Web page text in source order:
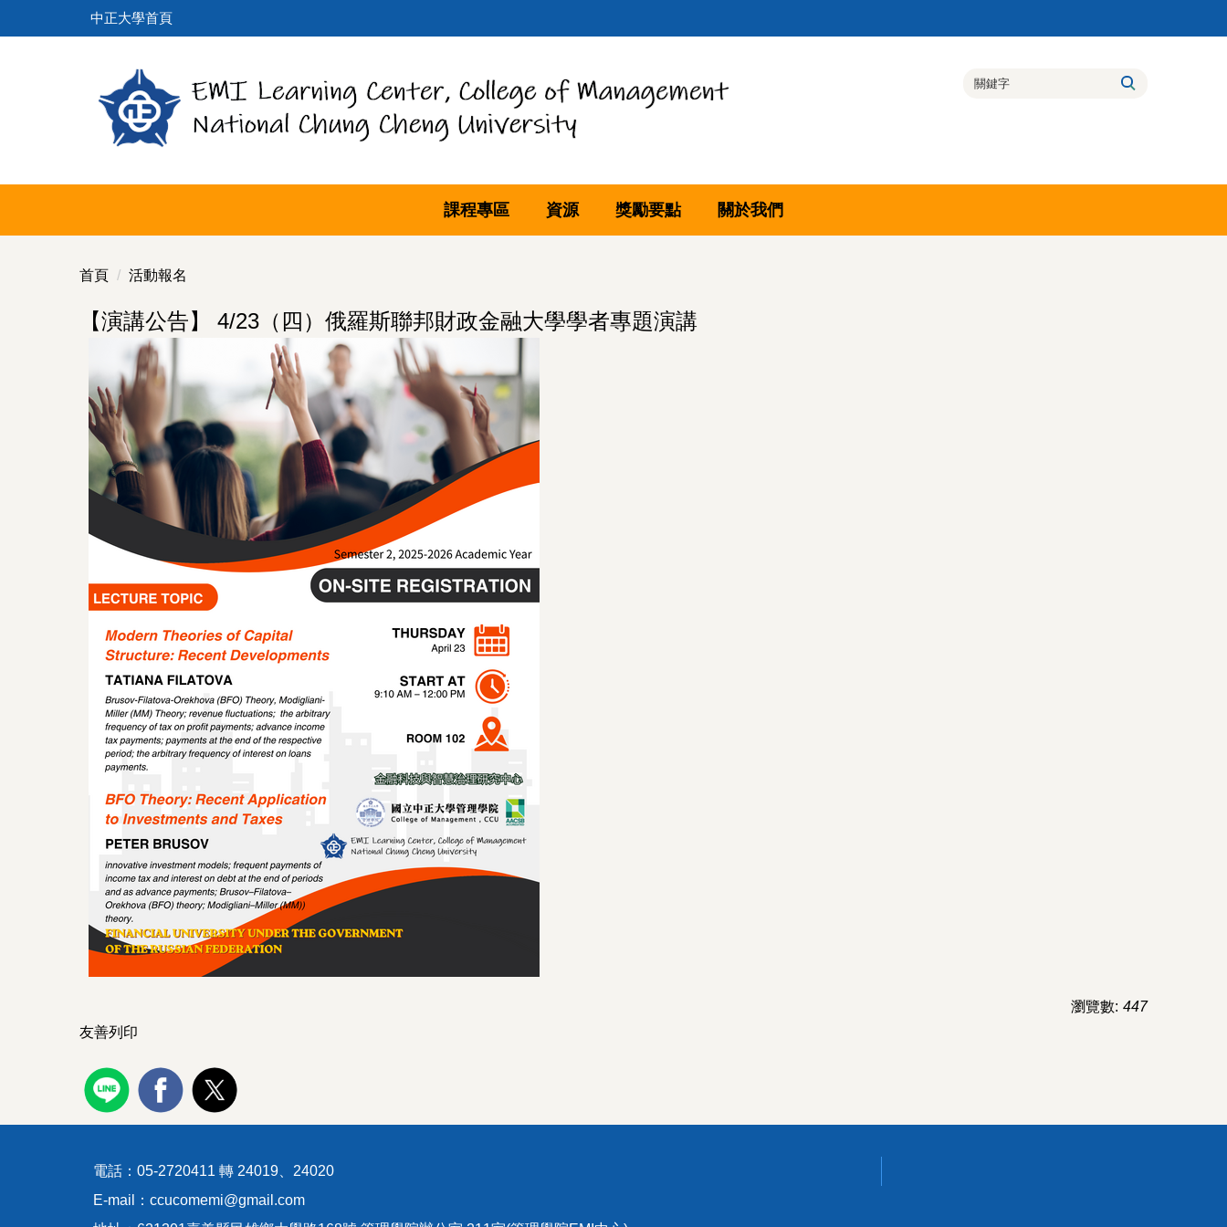
到
中正大學首頁
課程專區 資源 獎勵要點 關於我們
首頁 活動報名
【演講公告】 4/23（四）俄羅斯聯邦財政金融大學學者專題演講
瀏覽數: 447
友善列印
電話：05-2720411 轉 24019、24020
E-mail：ccucomemi@gmail.com